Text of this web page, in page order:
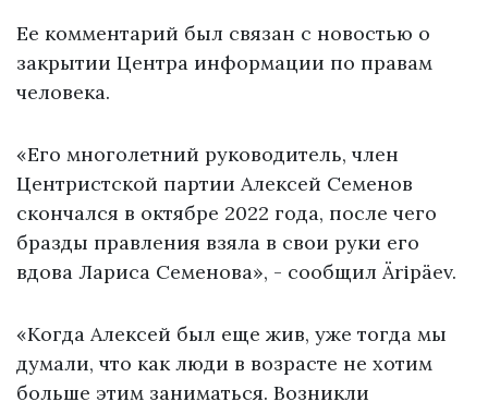
Ее комментарий был связан с новостью о
закрытии Центра информации по правам
человека.
«Его многолетний руководитель, член
Центристской партии Алексей Семенов
скончался в октябре 2022 года, после чего
бразды правления взяла в свои руки его
вдова Лариса Семенова», - сообщил Äripäev.
«Когда Алексей был еще жив, уже тогда мы
думали, что как люди в возрасте не хотим
больше этим заниматься. Возникли